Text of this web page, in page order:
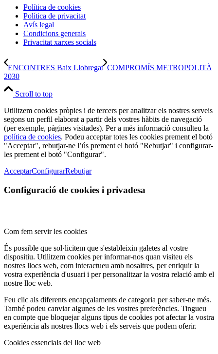
Política de cookies
Política de privacitat
Avís legal
Condicions generals
Privacitat xarxes socials
ENCONTRES Baix Llobregat COMPROMÍS METROPOLITÀ
2030
Scroll to top
Utilitzem cookies pròpies i de tercers per analitzar els nostres serveis
segons un perfil elaborat a partir dels vostres hàbits de navegació
(per exemple, pàgines visitades). Per a més informació consulteu la
política de cookies. Podeu acceptar totes les cookies prement el botó
"Acceptar", rebutjar-ne l’ús prement el botó "Rebutjar" i configurar-
les prement el botó "Configurar".
AcceptarConfigurarRebutjar
Configuració de cookies i privadesa
Com fem servir les cookies
És possible que sol·licitem que s'estableixin galetes al vostre
dispositiu. Utilitzem cookies per informar-nos quan visiteu els
nostres llocs web, com interactueu amb nosaltres, per enriquir la
vostra experiència d'usuari i per personalitzar la vostra relació amb el
nostre lloc web.
Feu clic als diferents encapçalaments de categoria per saber-ne més.
També podeu canviar algunes de les vostres preferències. Tingueu
en compte que bloquejar alguns tipus de cookies pot afectar la vostra
experiència als nostres llocs web i els serveis que podem oferir.
Cookies essencials del lloc web